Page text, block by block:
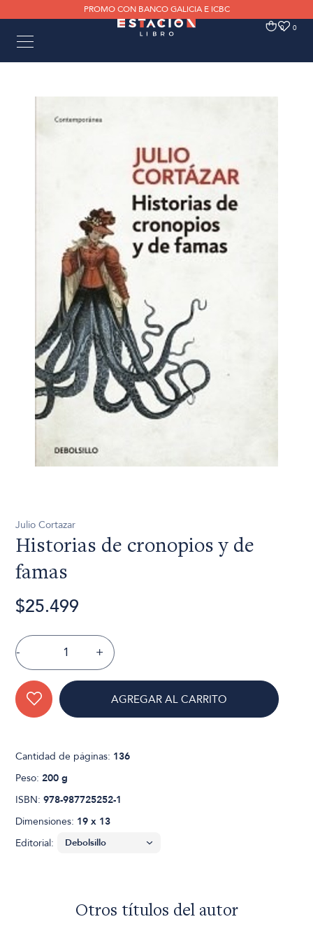
PROMO CON BANCO GALICIA E ICBC
0 0
Julio Cortazar
Historias de cronopios y de
famas
$25.499
- +
AGREGAR AL CARRITO
Cantidad de páginas: 136
Peso:200 g
ISBN:978-987725252-1
Dimensiones: 19 x 13
Editorial:
Otros títulos del autor